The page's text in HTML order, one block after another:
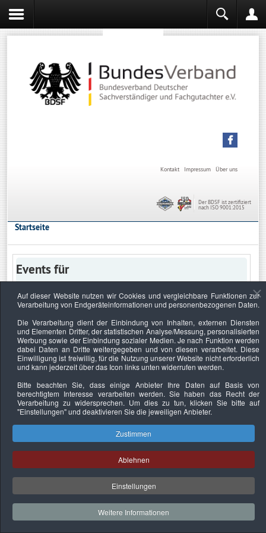
Über uns
Impressum
Kontakt
Der BDSF ist zertifiziert
nach ISO 9001:2015
Startseite
Events für
Keine Termine
Datenschutzerklärung Urheberrechtsnachweise Nachhaltigkeit
Copyright © 2026. Bundesverband Deutscher
Sachverständiger und Fachgutachter e.V..
Auf dieser Website nutzen wir Cookies und vergleichbare Funktionen zur
Verarbeitung von Endgeräteinformationen und personenbezogenen Daten.
Die Verarbeitung dient der Einbindung von Inhalten, externen Diensten
und Elementen Dritter, der statistischen Analyse/Messung, personalisierten
Werbung sowie der Einbindung sozialer Medien. Je nach Funktion werden
dabei Daten an Dritte weitergegeben und von diesen verarbeitet. Diese
Einwilligung ist freiwillig, für die Nutzung unserer Website nicht erforderlich
und kann jederzeit über das Icon links unten widerrufen werden.
Bitte beachten Sie, dass einige Anbieter Ihre Daten auf Basis von
berechtigtem Interesse verarbeiten werden. Sie haben das Recht der
Verarbeitung zu widersprechen. Um dies zu tun, klicken Sie bitte auf
"Einstellungen"und deaktivieren Sie die jeweiligen Anbieter.
Zustimmen
Ablehnen
Einstellungen
Weitere Informationen